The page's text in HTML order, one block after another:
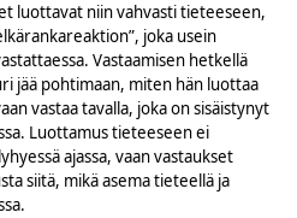
luottavat niin vahvasti tieteeseen,
joka usein
Vastaamisen hetkellä
jää pohtimaan, miten hän luottaa
vastaa tavalla, joka on sisäistynyt
Luottamus tieteeseen ei
ajassa, vaan vastaukset
siitä, mikä asema tieteellä ja